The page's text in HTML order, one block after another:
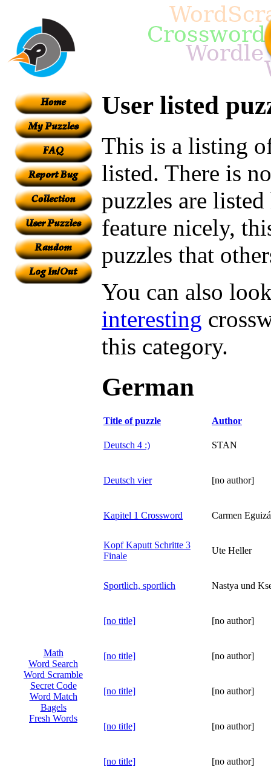
Math
Word Search
Word Scramble
Secret Code
Word Match
Bagels
Fresh Words
User listed
This is a listing
listed. There is
puzzles are
feature nicely,
puzzles that
You can also
interesting
this category.
German
Title of puzzle Author
Deutsch 4 :) STAN
Deutsch vier [no author]
Kapitel 1 Crossword Carmen
Kopf Kaputt Schritte 3
Finale
Ute Heller
Sportlich, sportlich Nastya und
[no title] [no author]
[no title] [no author]
[no title] [no author]
[no title] [no author]
[no title] [no author]